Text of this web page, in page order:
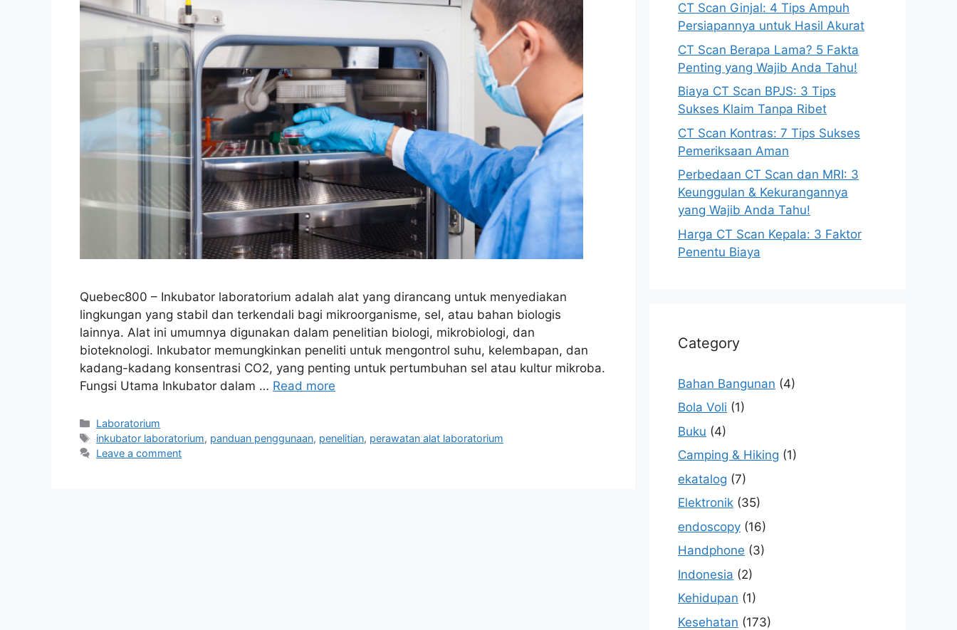
Quebec800 – Inkubator laboratorium adalah alat yang dirancang untuk menyediakan
lingkungan yang stabil dan terkendali bagi mikroorganisme, sel, atau bahan biologis
lainnya. Alat ini umumnya digunakan dalam penelitian biologi, mikrobiologi, dan
bioteknologi. Inkubator memungkinkan peneliti untuk mengontrol suhu, kelembapan, dan
kadang-kadang konsentrasi CO2, yang penting untuk pertumbuhan sel atau kultur mikroba.
Fungsi Utama Inkubator dalam … Read more
Categories
Laboratorium
Tags
inkubator laboratorium, panduan penggunaan, penelitian, perawatan alat laboratorium
Leave a comment
CT Scan Ginjal: 4 Tips Ampuh
Persiapannya untuk Hasil Akurat
CT Scan Berapa Lama? 5 Fakta
Penting yang Wajib Anda Tahu!
Biaya CT Scan BPJS: 3 Tips
Sukses Klaim Tanpa Ribet
CT Scan Kontras: 7 Tips Sukses
Pemeriksaan Aman
Perbedaan CT Scan dan MRI: 3
Keunggulan & Kekurangannya
yang Wajib Anda Tahu!
Harga CT Scan Kepala: 3 Faktor
Penentu Biaya
Category
Bahan Bangunan (4)
Bola Voli (1)
Buku (4)
Camping & Hiking (1)
ekatalog (7)
Elektronik (35)
endoscopy (16)
Handphone (3)
Indonesia (2)
Kehidupan (1)
Kesehatan (173)